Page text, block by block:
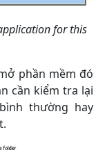
for this
phần mềm đó
cần kiểm tra lại
thường hay